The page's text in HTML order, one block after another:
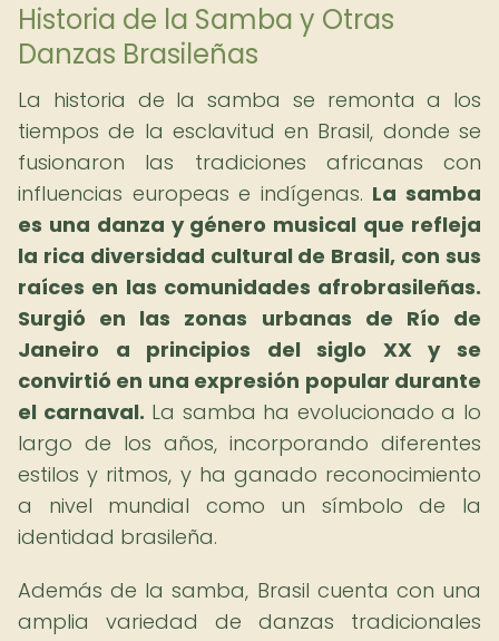
Historia de la Samba y Otras
Danzas Brasileñas
La historia de la samba se remonta a los
tiempos de la esclavitud en Brasil, donde se
fusionaron las tradiciones africanas con
influencias europeas e indígenas. La samba
es una danza y género musical que refleja
la rica diversidad cultural de Brasil, con sus
raíces en las comunidades afrobrasileñas.
Surgió en las zonas urbanas de Río de
Janeiro a principios del siglo XX y se
convirtió en una expresión popular durante
el carnaval. La samba ha evolucionado a lo
largo de los años, incorporando diferentes
estilos y ritmos, y ha ganado reconocimiento
a nivel mundial como un símbolo de la
identidad brasileña.
Además de la samba, Brasil cuenta con una
amplia variedad de danzas tradicionales